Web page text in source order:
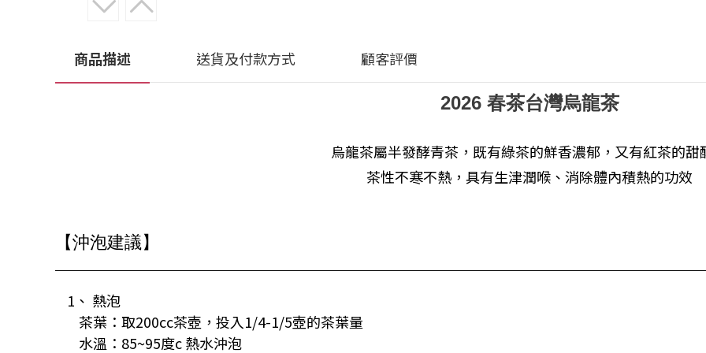
商品描述 送貨及付款方式 顧客評價
2026 春茶台灣烏龍茶
烏龍茶屬半發酵青茶，既有綠茶的鮮香濃郁，又有紅茶的甜
茶性不寒不熱，具有生津潤喉、消除體內積熱的功效
【沖泡建議】
1、 熱泡
茶葉：取200cc茶壺，投入1/4-1/5壺的茶葉量
水溫：85~95度c 熱水沖泡